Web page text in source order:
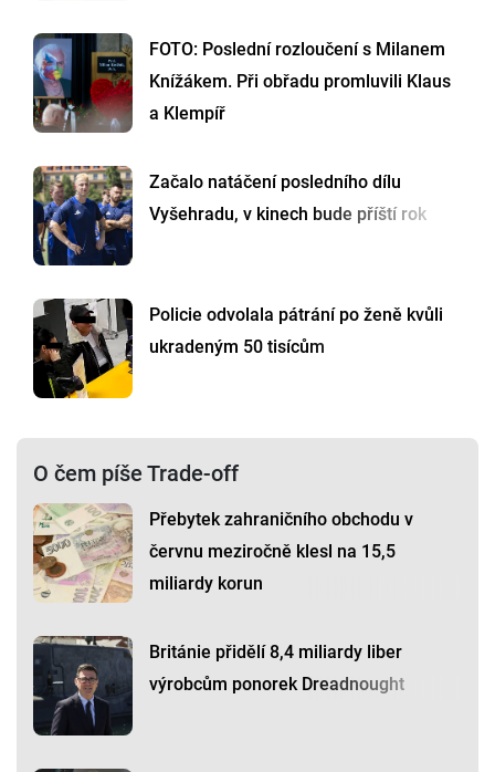
FOTO: Poslední rozloučení s Milanem
Knížákem. Při obřadu promluvili Klaus
a Klempíř
Začalo natáčení posledního dílu
Vyšehradu, v kinech bude příští rok
Policie odvolala pátrání po ženě kvůli
ukradeným 50 tisícům
O čem píše Trade-off
Přebytek zahraničního obchodu v
červnu meziročně klesl na 15,5
miliardy korun
Británie přidělí 8,4 miliardy liber
výrobcům ponorek Dreadnought